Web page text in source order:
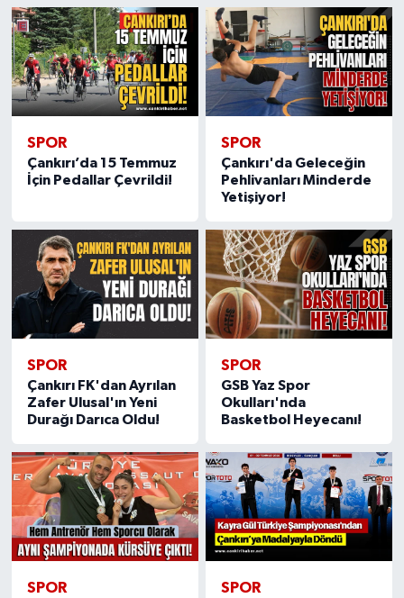
SPOR
Çankırı’da 15 Temmuz
İçin Pedallar Çevrildi!
SPOR
Çankırı'da Geleceğin
Pehlivanları Minderde
Yetişiyor!
SPOR
Çankırı FK'dan Ayrılan
Zafer Ulusal'ın Yeni
Durağı Darıca Oldu!
SPOR
GSB Yaz Spor
Okulları'nda
Basketbol Heyecanı!
SPOR SPOR